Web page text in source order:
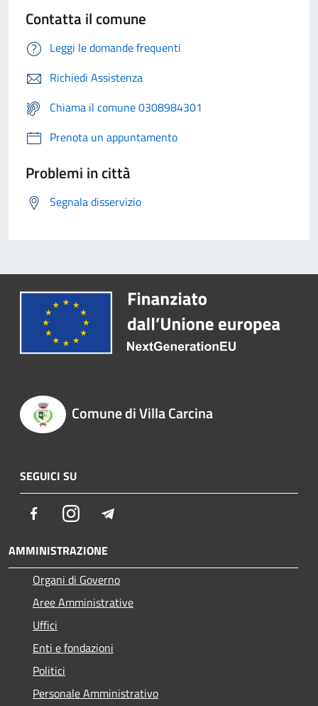
Contatta il comune
Leggi le domande frequenti
Richiedi Assistenza
Chiama il comune 0308984301
Prenota un appuntamento
Problemi in città
Segnala disservizio
Comune di Villa Carcina
SEGUICI SU
FacebookInstagram
AMMINISTRAZIONE
Organi di Governo
Aree Amministrative
Uffici
Enti e fondazioni
Politici
Personale Amministrativo